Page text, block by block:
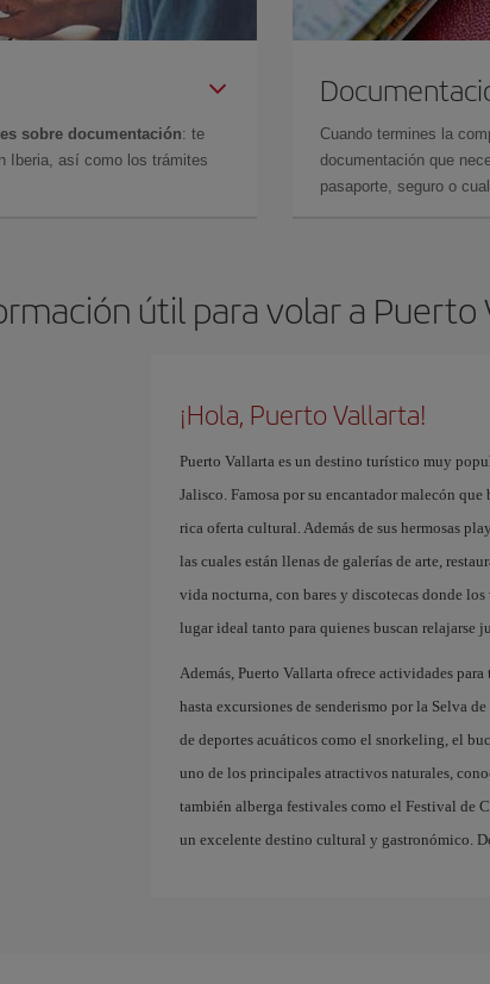
sobre documentación: te
Iberia, así como los trámites
Cuando termines la
documentación que
pasaporte, seguro o
útil para volar a Puerto
¡Hola, Puerto Vallarta!
Puerto Vallarta es un destino turístico muy
Jalisco. Famosa por su encantador malecón
rica oferta cultural. Además de sus hermosas
las cuales están llenas de galerías de arte,
vida nocturna, con bares y discotecas donde
lugar ideal tanto para quienes buscan relajarse
Además, Puerto Vallarta ofrece actividades
hasta excursiones de senderismo por la Selva
de deportes acuáticos como el snorkeling, el
uno de los principales atractivos naturales,
también alberga festivales como el Festival de
un excelente destino cultural y gastronómico.